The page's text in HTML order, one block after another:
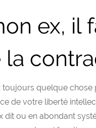
ex, il
la
toujours quelque
de votre liberté
dit ou en abondant